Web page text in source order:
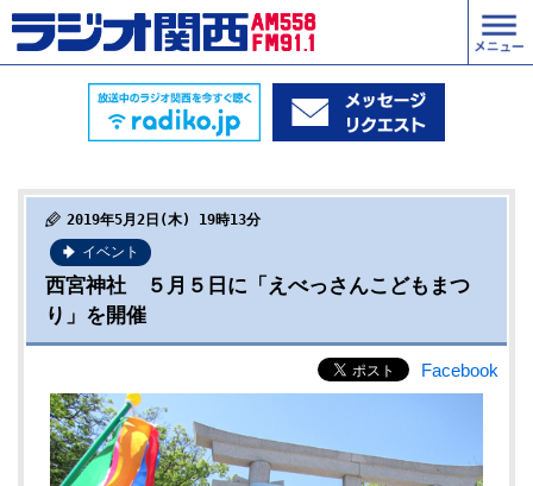
2019年5月2日(木) 19時13分
イベント
西宮神社 ５月５日に「えべっさんこどもまつ
り」を開催
Facebook